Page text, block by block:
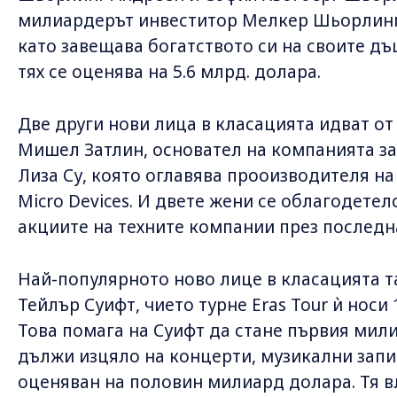
милиардерът инвеститор Мелкер
като завещава богатството си на своите
тях се оценява на 5.6 млрд. долара.
Две други нови лица в класацията идват
Мишел Затлин, основател на компанията
Лиза Су, която оглавява прооизводителя
Micro Devices. И двете жени се
акциите на техните компании през
Най-популярното ново лице в класацията
Тейлър Суифт, чието турне Eras Tour ѝ
Това помага на Суифт да стане първия
дължи изцяло на концерти, музикални
оценяван на половин милиард долара. Тя